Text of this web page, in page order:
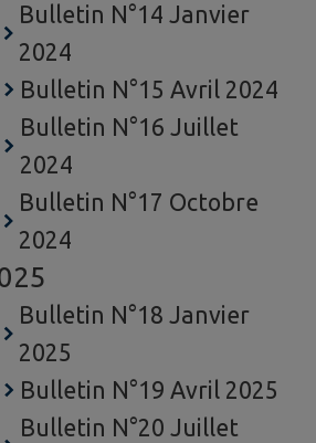
Bulletin N°14 Janvier
2024
Bulletin N°15 Avril 2024
Bulletin N°16 Juillet
2024
Bulletin N°17 Octobre
2024
Bulletin N°18 Janvier
2025
Bulletin N°19 Avril 2025
Bulletin N°20 Juillet